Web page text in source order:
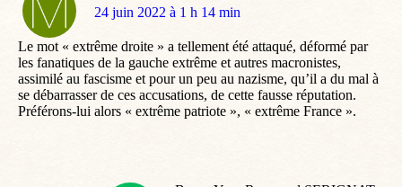
dit
24 juin 2022 à 1 h 14 min
Le mot « extrême droite » a tellement été attaqué, déformé par
les fanatiques de la gauche extrême et autres macronistes,
assimilé au fascisme et pour un peu au nazisme, qu’il a du mal à
se débarrasser de ces accusations, de cette fausse réputation.
Préférons-lui alors « extrême patriote », « extrême France ».